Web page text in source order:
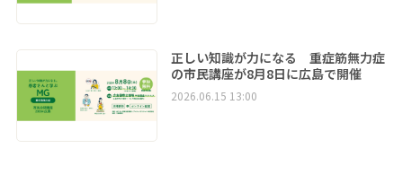
正しい知識が力になる 重症筋無力症
の市民講座が8月8日に広島で開催
2026.06.15 13:00